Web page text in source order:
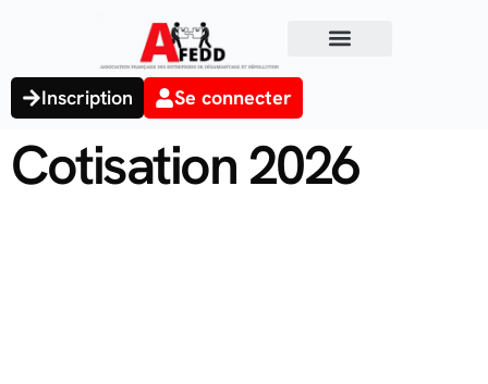
Inscription Se connecter
Cotisation 2026